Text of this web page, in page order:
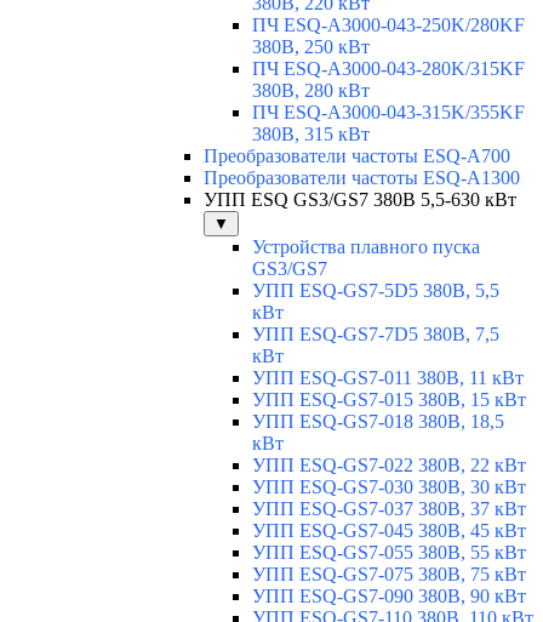
ПЧ ESQ-A3000-043-250K/280KF
380В, 250 кВт
ПЧ ESQ-A3000-043-280K/315KF
380В, 280 кВт
ПЧ ESQ-A3000-043-315K/355KF
380В, 315 кВт
Преобразователи частоты ESQ-A700
Преобразователи частоты ESQ-A1300
УПП ESQ GS3/GS7 380В 5,5-630 кВт
▼
Устройства плавного пуска
GS3/GS7
УПП ESQ-GS7-5D5 380В, 5,5
кВт
УПП ESQ-GS7-7D5 380В, 7,5
кВт
УПП ESQ-GS7-011 380В, 11 кВт
УПП ESQ-GS7-015 380В, 15 кВт
УПП ESQ-GS7-018 380В, 18,5
кВт
УПП ESQ-GS7-022 380В, 22 кВт
УПП ESQ-GS7-030 380В, 30 кВт
УПП ESQ-GS7-037 380В, 37 кВт
УПП ESQ-GS7-045 380В, 45 кВт
УПП ESQ-GS7-055 380В, 55 кВт
УПП ESQ-GS7-075 380В, 75 кВт
УПП ESQ-GS7-090 380В, 90 кВт